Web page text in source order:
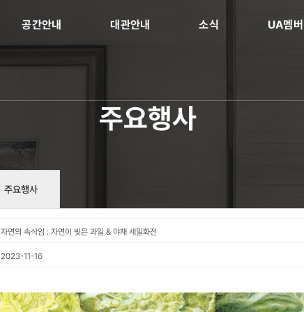
공간안내 대관안내 소식 UA멤
주요행사
주요행사
자연의 속삭임 : 자연이 빚은 과일 & 야채 세밀화전
2023-11-16